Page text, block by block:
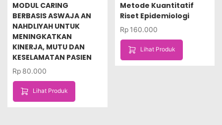
MODUL CARING
BERBASIS ASWAJA AN
NAHDLIYAH UNTUK
MENINGKATKAN
KINERJA, MUTU DAN
KESELAMATAN PASIEN
Rp 80.000
Lihat Produk
Metode Kuantitatif
Riset Epidemiologi
Rp 160.000
Lihat Produk